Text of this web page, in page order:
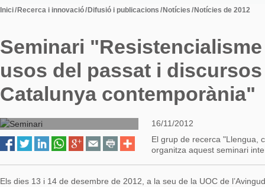
Inici/Recerca i innovació/Difusió i publicacions /Notícies /Notícies de 2012
Seminari
usos del passat i
Catalunya contemporània"
16/11/2012
El grup de recerca "Llengua,
organitza aquest seminari
Els dies 13 i 14 de desembre de 2012, a la seu de la UOC de